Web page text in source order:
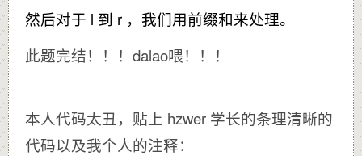
然后对于 l 到 r ，我们用前缀和来处理。
此题完结！！！dalao喂！！！
本人代码太丑，贴上 hzwer 学长的条理清晰的
代码以及我个人的注释：